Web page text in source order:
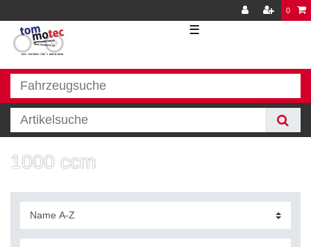
0
☰
1000 ccm